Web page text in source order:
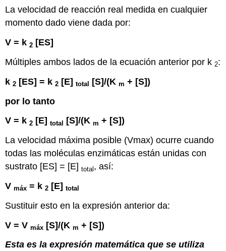
La velocidad de reacción real medida en cualquier
momento dado viene dada por:
V = k2 [ES]
Múltiples ambos lados de la ecuación anterior por k 2:
k2 [ES] = k2 [E]total [S]/(Km + [S])
por lo tanto
V = k2 [E]total [S]/(Km + [S])
La velocidad máxima posible (Vmax) ocurre cuando
todas las moléculas enzimáticas están unidas con
sustrato [ES] = [E]total, así:
Vmáx = k2 [E]total
Sustituir esto en la expresión anterior da:
V = Vmáx [S]/(Km + [S])
Esta es la expresión matemática que se utiliza